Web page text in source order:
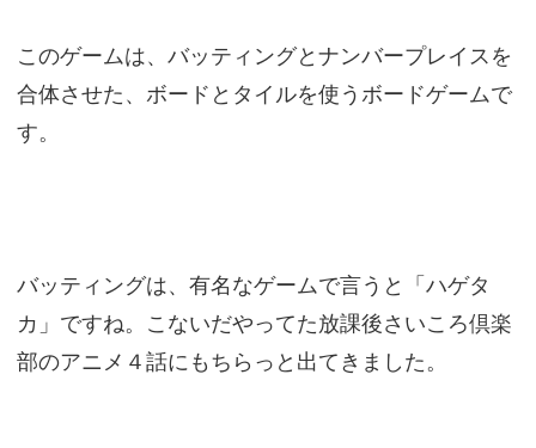
このゲームは、バッティングとナンバープレイスを
合体させた、ボードとタイルを使うボードゲームで
す。
バッティングは、有名なゲームで言うと「ハゲタ
カ」ですね。こないだやってた放課後さいころ倶楽
部のアニメ４話にもちらっと出てきました。